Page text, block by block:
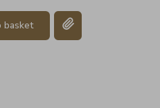
basket Copy link page